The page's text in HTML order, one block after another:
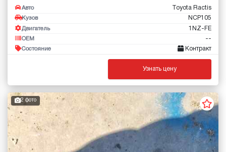
Авто Toyota Ractis
Кузов NCP105
Двигатель 1NZ-FE
OEM --
Состояние Контракт
Узнать цену
2 фото